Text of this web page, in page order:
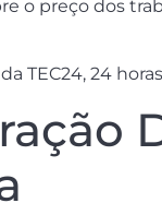
o preço dos
TEC24, 24